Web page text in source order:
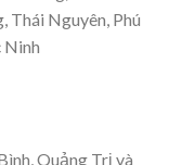
Thái Nguyên, Phú
Ninh
Quảng Trị và